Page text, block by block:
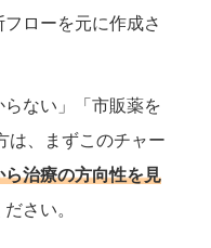
ローを元に作成さ
らない」「市販薬を
は、まずこのチャー
ら治療の方向性を見
さい。